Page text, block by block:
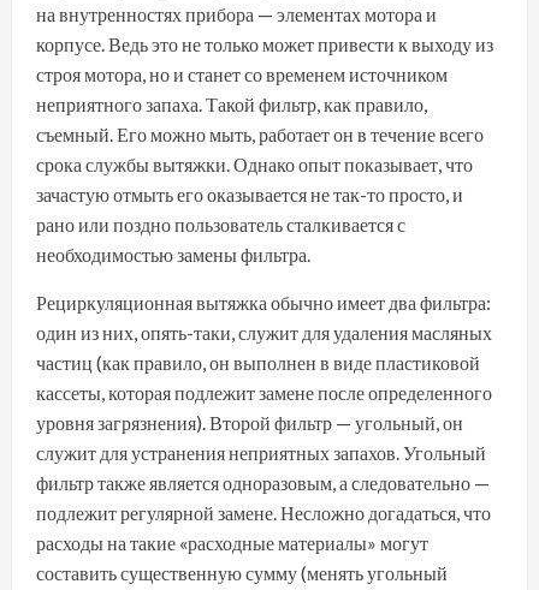
на внутренностях прибора — элементах мотора и
корпусе. Ведь это не только может привести к выходу из
строя мотора, но и станет со временем источником
неприятного запаха. Такой фильтр, как правило,
съемный. Его можно мыть, работает он в течение всего
срока службы вытяжки. Однако опыт показывает, что
зачастую отмыть его оказывается не так-то просто, и
рано или поздно пользователь сталкивается с
необходимостью замены фильтра.
Рециркуляционная вытяжка обычно имеет два фильтра:
один из них, опять-таки, служит для удаления масляных
частиц (как правило, он выполнен в виде пластиковой
кассеты, которая подлежит замене после определенного
уровня загрязнения). Второй фильтр — угольный, он
служит для устранения неприятных запахов. Угольный
фильтр также является одноразовым, а следовательно —
подлежит регулярной замене. Несложно догадаться, что
расходы на такие «расходные материалы» могут
составить существенную сумму (менять угольный